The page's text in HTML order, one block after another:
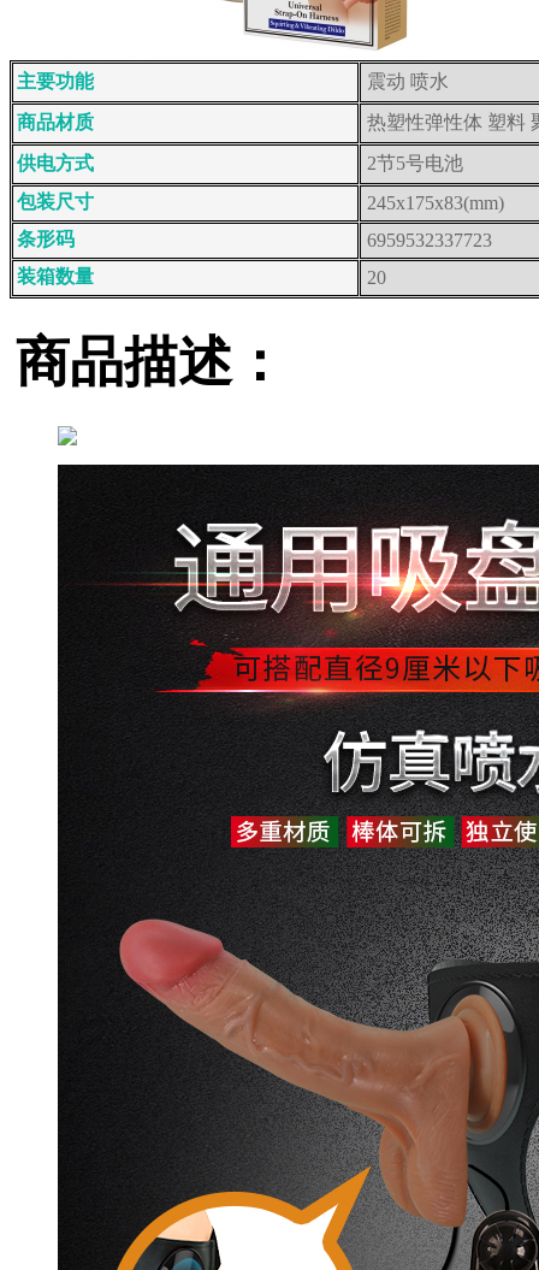
主要功能
震动 喷水
商品材质
热塑性弹性体 塑料
供电方式
2节5号电池
包装尺寸
245x175x83(mm)
条形码
6959532337723
装箱数量
20
商品描述：